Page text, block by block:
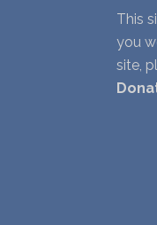
This
you
site,